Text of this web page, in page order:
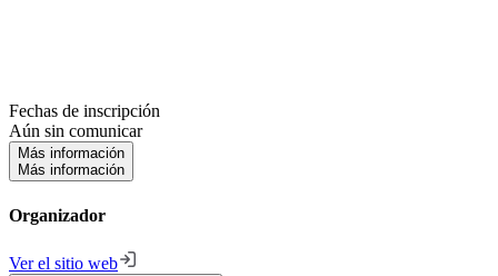
Fechas de inscripción
Aún sin comunicar
Más información
Más información
Organizador
Ver el sitio web